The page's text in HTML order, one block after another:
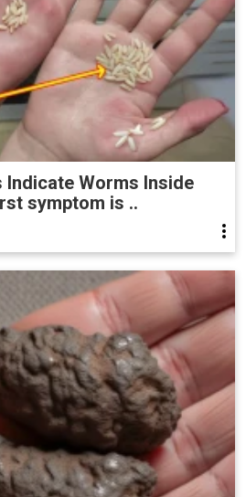
Indicate Worms Inside
symptom is ..